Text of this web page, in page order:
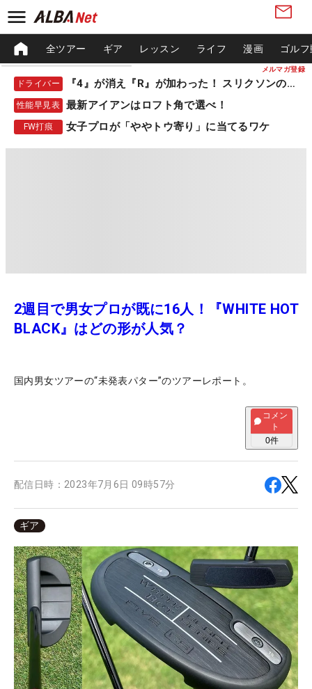
メルマガ登録
全ツアー ギア レッスン ライフ 漫画 ゴル
ドライバー 『4』が消え『R』が加わった！ スリクソンの新作
性能早見表 最新アイアンはロフト角で選べ！
FW打痕 女子プロが「ややトウ寄り」に当てるワケ
2週目で男女プロが既に16人！『WHITE HOT
BLACK』はどの形が人気？
国内男女ツアーの“未発表パター”のツアーレポート。
コメン
ト
0件
配信日時： 2023年7月6日 09時57分
ギア